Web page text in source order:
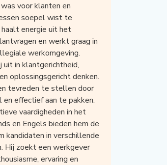
voor klanten en
soepel wist te
energie uit het
en werkt graag in
werkomgeving.
uit in klantgerichtheid,
oplossingsgericht denken.
tevreden te stellen door
en effectief aan te pakken.
vaardigheden in het
en Engels bieden hem de
kandidaten in verschillende
Hij zoekt een werkgever
ervaring en